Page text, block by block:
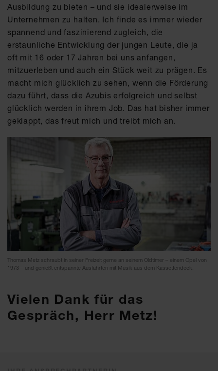
Ausbildung zu bieten – und sie idealerweise im
Unternehmen zu halten. Ich finde es immer wieder
spannend und faszinierend zugleich, die
erstaunliche Entwicklung der jungen Leute, die ja
oft mit 16 oder 17 Jahren bei uns anfangen,
mitzuerleben und auch ein Stück weit zu prägen. Es
macht mich glücklich zu sehen, wenn die Förderung
dazu führt, dass die Azubis erfolgreich und selbst
glücklich werden in ihrem Job. Das hat bisher immer
geklappt, das freut mich und treibt mich an.
Thomas Metz schraubt in seiner Freizeit gerne an seinem Oldtimer – einem Opel von
1973 – und genießt entspannte Ausfahrten mit Musik aus dem Kassettendeck.
Vielen Dank für das
Gespräch, Herr Metz!